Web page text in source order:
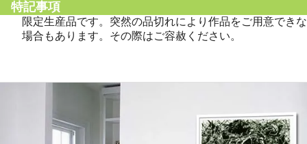
特記事項
限定生産品です。突然の品切れにより作品をご用意でき
場合もあります。その際はご容赦ください。